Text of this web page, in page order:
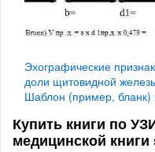
Эхографические
доли щитовидной
Шаблон (пример, бланк)
Купить книги по
медицинской